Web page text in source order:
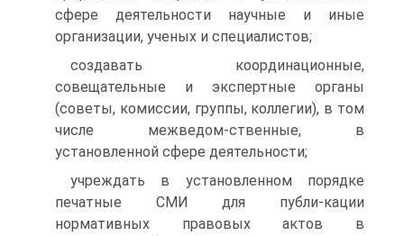
сфере деятельности научные и иные
организации, ученых и специалистов;
создавать координационные,
совещательные и экспертные органы
(советы, комиссии, группы, коллегии), в том
числе межведом-ственные, в
установленной сфере деятельности;
учреждать в установленном порядке
печатные СМИ для публи-кации
нормативных правовых актов в